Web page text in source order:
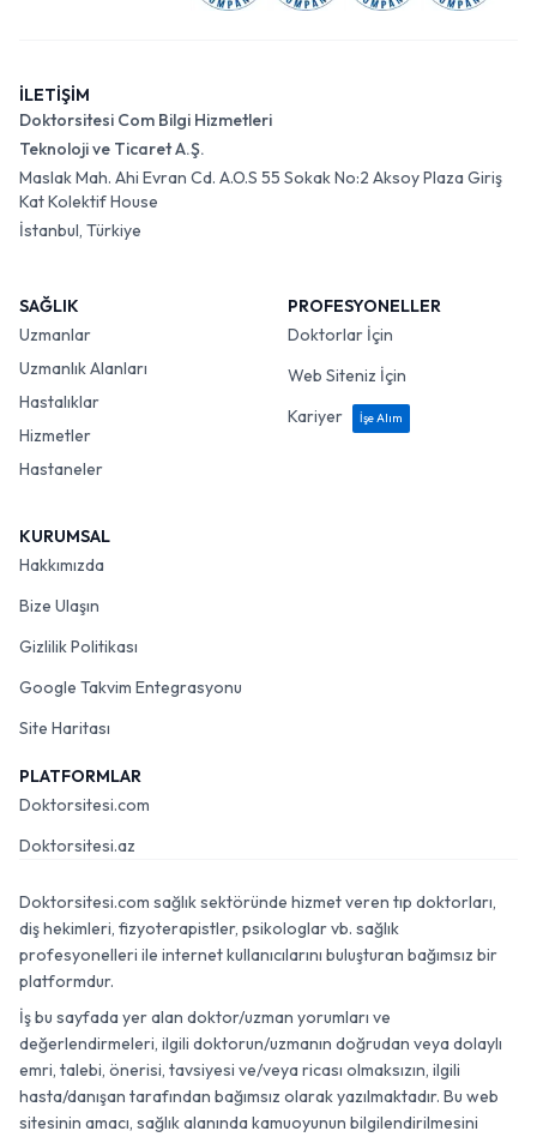
İLETİŞİM
Doktorsitesi Com Bilgi Hizmetleri
Teknoloji ve Ticaret A.Ş.
Maslak Mah. Ahi Evran Cd. A.O.S 55 Sokak No:2 Aksoy Plaza Giriş
Kat Kolektif House
İstanbul, Türkiye
SAĞLIK
Uzmanlar
Uzmanlık Alanları
Hastalıklar
Hizmetler
Hastaneler
PROFESYONELLER
Doktorlar İçin
Web Siteniz İçin
Kariyer
İşe Alım
KURUMSAL
Hakkımızda
Bize Ulaşın
Gizlilik Politikası
Google Takvim Entegrasyonu
Site Haritası
PLATFORMLAR
Doktorsitesi.com
Doktorsitesi.az
Doktorsitesi.com sağlık sektöründe hizmet veren tıp doktorları,
diş hekimleri, fizyoterapistler, psikologlar vb. sağlık
profesyonelleri ile internet kullanıcılarını buluşturan bağımsız bir
platformdur.
İş bu sayfada yer alan doktor/uzman yorumları ve
değerlendirmeleri, ilgili doktorun/uzmanın doğrudan veya dolaylı
emri, talebi, önerisi, tavsiyesi ve/veya ricası olmaksızın, ilgili
hasta/danışan tarafından bağımsız olarak yazılmaktadır. Bu web
sitesinin amacı, sağlık alanında kamuoyunun bilgilendirilmesini